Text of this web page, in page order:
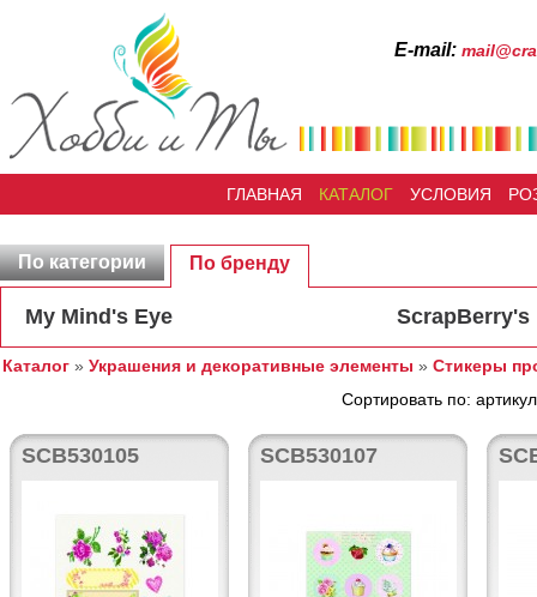
Е-mail:
ГЛАВНАЯ КАТАЛОГ УСЛОВИЯ
По категории По бренду
My Mind's Eye ScrapBerry's
Каталог » Украшения и декоративные элементы » Стикеры
Сортировать по:
SCB530105 SCB530107